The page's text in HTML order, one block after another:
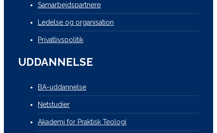
Samarbejdspartnere
Ledelse og organisation
Privatlivspolitik
UDDANNELSE
BA-uddannelse
Netstudier
Akademi for Praktisk Teologi